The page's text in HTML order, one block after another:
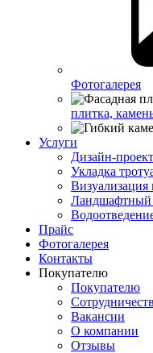
Фотогалерея
плитка,
Услуги
Дизайн-
Укладка
Ландшафтный
Прайс
Фотогалерея
Контакты
Покупателю
Покупателю
Вакансии
О компании
Отзывы